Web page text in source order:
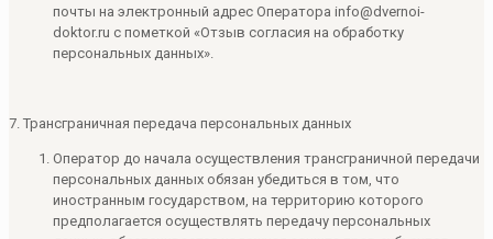
почты на электронный адрес Оператора info@dvernoi-
doktor.ru с пометкой «Отзыв согласия на обработку
персональных данных».
7. Трансграничная передача персональных данных
Оператор до начала осуществления трансграничной передачи
персональных данных обязан убедиться в том, что
иностранным государством, на территорию которого
предполагается осуществлять передачу персональных